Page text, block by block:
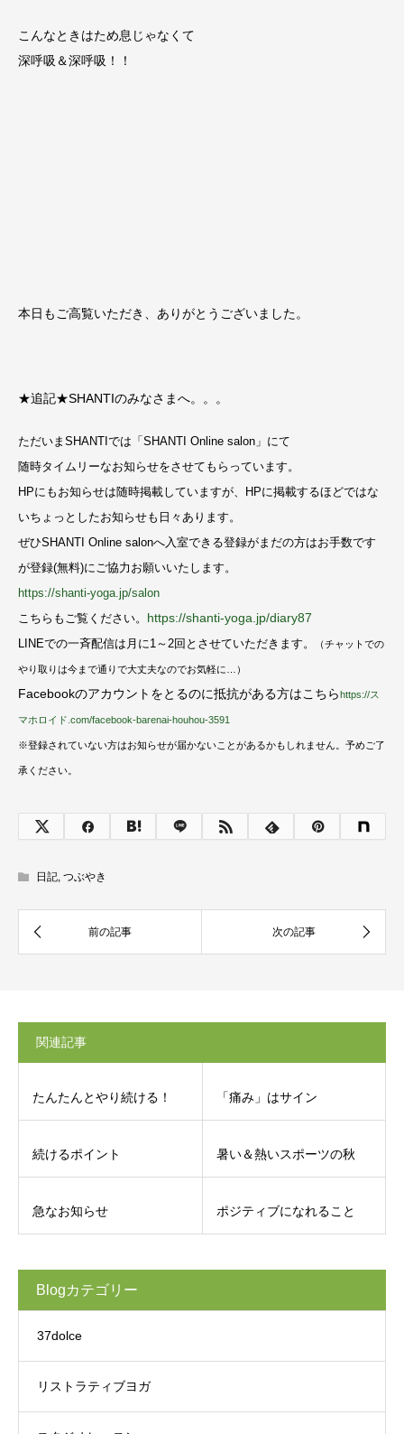
こんなときはため息じゃなくて
深呼吸＆深呼吸！！
本日もご高覧いただき、ありがとうございました。
★追記★SHANTIのみなさまへ。。。
ただいまSHANTIでは「SHANTI Online salon」にて
随時タイムリーなお知らせをさせてもらっています。
HPにもお知らせは随時掲載していますが、 HPに掲載するほどではな
いちょっとしたお知らせも日々あります。
ぜひSHANTI Online salonへ入室できる登録がまだの方はお手数です
が登録(無料)にご協力お願いいたします。
https://shanti-yoga.jp/salon
こちらもご覧ください。 https://shanti-yoga.jp/diary87
LINEでの一斉配信は月に1～2回とさせていただきます。 （チャットでの
やり取りは今まで通りで大丈夫なのでお気軽に…）
Facebookのアカウントをとるのに抵抗がある方はこちらhttps://ス
マホロイド.com/facebook-barenai-houhou-3591
※登録されていない方はお知らせが届かないことがあるかもしれません。予めご了
承ください。
日記 つぶやき
関連記事
たんたんとやり続ける！ 「痛み」はサイン
続けるポイント 暑い＆熱いスポーツの秋
急なお知らせ ポジティブになれること
Blogカテゴリー
37dolce
リストラティブヨガ